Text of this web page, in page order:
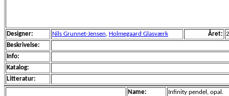
Designer: Nils Grunnet-Jensen, Holmegaard Glasværk Året:
Beskrivelse:
Info:
Katalog:
Litteratur:
Name:
Infinity pendel, opal.